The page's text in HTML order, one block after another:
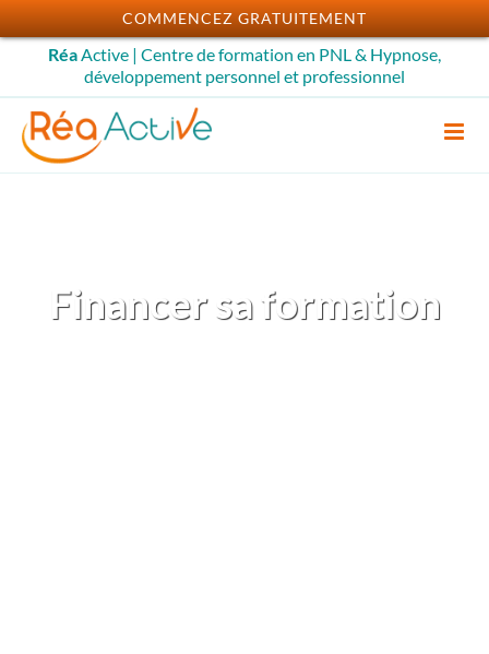
Passer
au
contenu
RéaActive | Centre de formation en PNL & Hypnose,
développement personnel et professionnel
Financer sa formation
COMMENCEZ GRATUITEMENT